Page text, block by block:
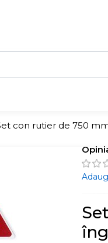
con rutier de 750